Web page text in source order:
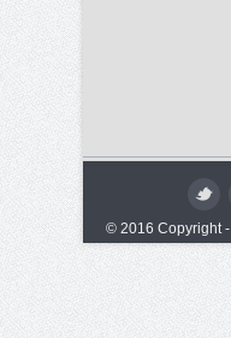
© 2016 Copyright